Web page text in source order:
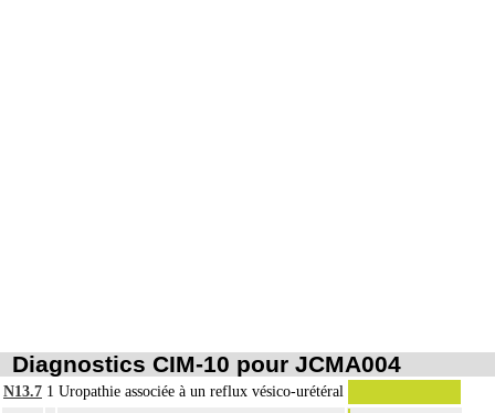
Diagnostics CIM-10 pour JCMA004
N13.7 1 Uropathie associée à un reflux vésico-urétéral